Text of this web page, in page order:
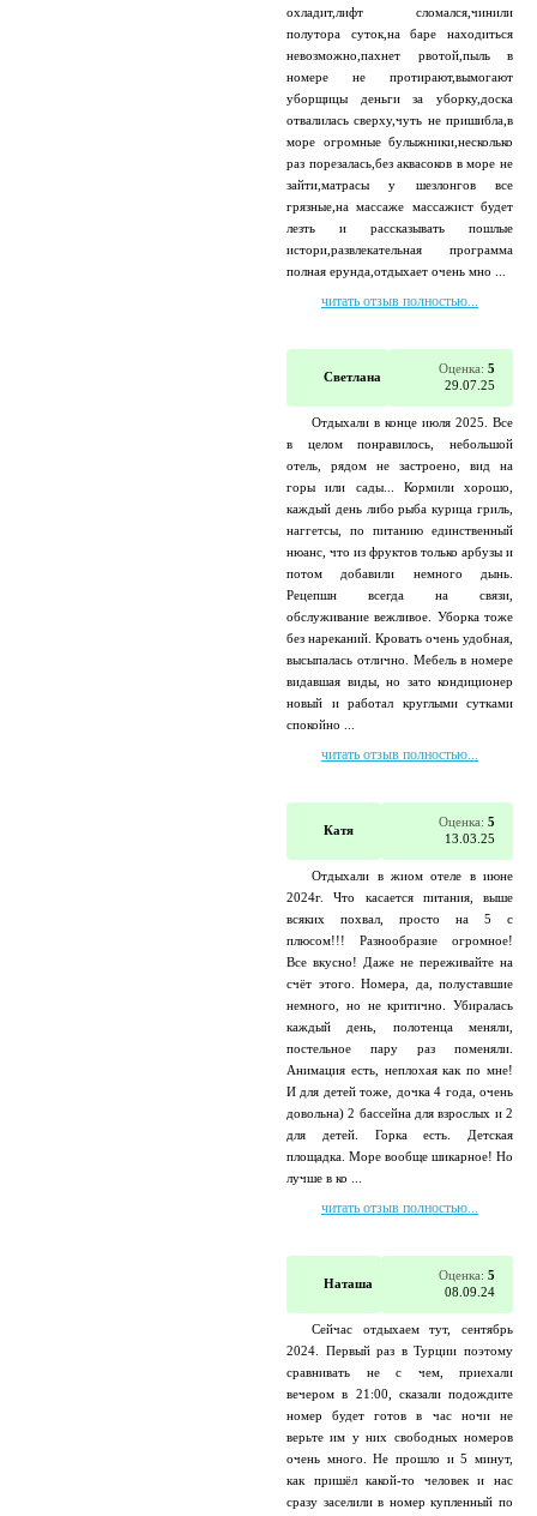
охладит,лифт сломался,чинили
полутора суток,на баре находиться
невозможно,пахнет рвотой,пыль в
номере не протирают,вымогают
уборщицы деньги за уборку,доска
отвалилась сверху,чуть не пришибла,в
море огромные булыжники,несколько
раз порезалась,без аквасоков в море не
зайти,матрасы у шезлонгов все
грязные,на массаже массажист будет
лезть и рассказывать пошлые
истори,развлекательная программа
полная ерунда,отдыхает очень мно ...
читать отзыв полностью...
Светлана
Оценка: 5
29.07.25
Отдыхали в конце июля 2025. Все
в целом понравилось, небольшой
отель, рядом не застроено, вид на
горы или сады... Кормили хорошо,
каждый день либо рыба курица гриль,
наггетсы, по питанию единственный
нюанс, что из фруктов только арбузы и
потом добавили немного дынь.
Рецепшн всегда на связи,
обслуживание вежливое. Уборка тоже
без нареканий. Кровать очень удобная,
высыпалась отлично. Мебель в номере
видавшая виды, но зато кондиционер
новый и работал круглыми сутками
спокойно ...
читать отзыв полностью...
Катя
Оценка: 5
13.03.25
Отдыхали в жиом отеле в июне
2024г. Что касается питания, выше
всяких похвал, просто на 5 с
плюсом!!! Разнообразие огромное!
Все вкусно! Даже не переживайте на
счёт этого. Номера, да, полуставшие
немного, но не критично. Убиралась
каждый день, полотенца меняли,
постельное пару раз поменяли.
Анимация есть, неплохая как по мне!
И для детей тоже, дочка 4 года, очень
довольна) 2 бассейна для взрослых и 2
для детей. Горка есть. Детская
площадка. Море вообще шикарное! Но
лучше в ко ...
читать отзыв полностью...
Наташа
Оценка: 5
08.09.24
Сейчас отдыхаем тут, сентябрь
2024. Первый раз в Турции поэтому
сравнивать не с чем, приехали
вечером в 21:00, сказали подождите
номер будет готов в час ночи не
верьте им у них свободных номеров
очень много. Не прошло и 5 минут,
как пришёл какой-то человек и нас
сразу заселили в номер купленный по